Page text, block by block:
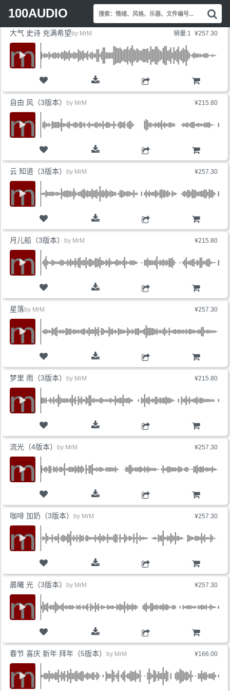
100AUDIO
Search
索
情
器
文
编
展开标签 价格最低
销量:1 ¥257.30
大气 史诗 充满希望 by MrM
¥215.80
自由 风（3版本） by MrM
¥257.30
云 知道（3版本） by MrM
¥215.80
月儿船（3版本） by MrM
¥257.30
星落by MrM
¥215.80
梦里 雨（3版本） by MrM
¥257.30
流光（4版本） by MrM
¥257.30
咖啡 加奶（3版本） by MrM
¥257.30
晨曦 光（3版本） by MrM
¥166.00
春节 喜庆 新年 拜年（5版本） by MrM